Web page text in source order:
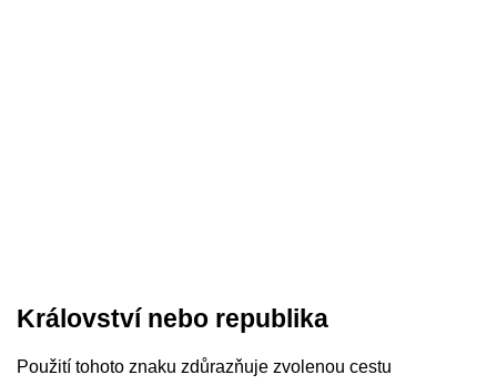
Království nebo republika
Použití tohoto znaku zdůrazňuje zvolenou cestu